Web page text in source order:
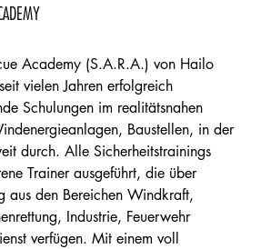
Academy (S.A.R.A.) von Hailo
vielen Jahren erfolgreich
Schulungen im realitätsnahen
Baustellen, in der
durch. Alle Sicherheitstrainings
Trainer ausgeführt, die über
aus den Bereichen Windkraft,
Industrie, Feuerwehr
verfügen. Mit einem voll